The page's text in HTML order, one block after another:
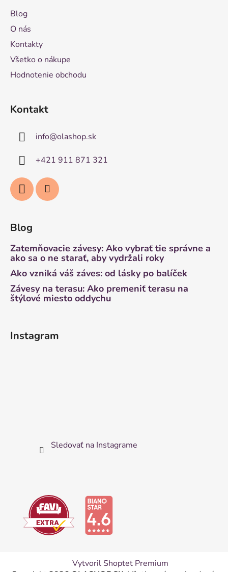
Blog
O nás
Kontakty
Všetko o nákupe
Hodnotenie obchodu
Kontakt
info@olashop.sk
+421 911 871 321
Blog
Zatemňovacie závesy: Ako vybrať tie správne a
ako sa o ne starať, aby vydržali roky
Ako vzniká váš záves: od lásky po balíček
Závesy na terasu: Ako premeniť terasu na
štýlové miesto oddychu
Instagram
Sledovať na Instagrame
Vytvoril Shoptet Premium